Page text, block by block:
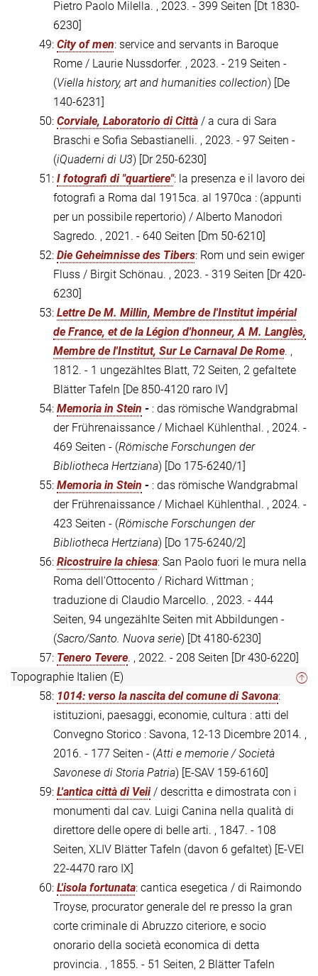
Pietro Paolo Milella. , 2023. - 399 Seiten [Dt 1830-
6230]
49: City of men: service and servants in Baroque
Rome / Laurie Nussdorfer. , 2023. - 219 Seiten -
(Viella history, art and humanities collection) [De
140-6231]
50: Corviale, Laboratorio di Città / a cura di Sara
Braschi e Sofia Sebastianelli. , 2023. - 97 Seiten -
(iQuaderni di U3) [Dr 250-6230]
51: I fotografi di "quartiere": la presenza e il lavoro dei
fotografi a Roma dal 1915ca. al 1970ca : (appunti
per un possibile repertorio) / Alberto Manodori
Sagredo. , 2021. - 640 Seiten [Dm 50-6210]
52: Die Geheimnisse des Tibers: Rom und sein ewiger
Fluss / Birgit Schönau. , 2023. - 319 Seiten [Dr 420-
6230]
53: Lettre De M. Millin, Membre de l'Institut impérial
de France, et de la Légion d'honneur, A M. Langlès,
Membre de l'Institut, Sur Le Carnaval De Rome. ,
1812. - 1 ungezähltes Blatt, 72 Seiten, 2 gefaltete
Blätter Tafeln [De 850-4120 raro IV]
54: Memoria in Stein - : das römische Wandgrabmal
der Frührenaissance / Michael Kühlenthal. , 2024. -
469 Seiten - (Römische Forschungen der
Bibliotheca Hertziana) [Do 175-6240/1]
55: Memoria in Stein - : das römische Wandgrabmal
der Frührenaissance / Michael Kühlenthal. , 2024. -
423 Seiten - (Römische Forschungen der
Bibliotheca Hertziana) [Do 175-6240/2]
56: Ricostruire la chiesa: San Paolo fuori le mura nella
Roma dell'Ottocento / Richard Wittman ;
traduzione di Claudio Marcello. , 2023. - 444
Seiten, 94 ungezählte Seiten mit Abbildungen -
(Sacro/Santo. Nuova serie) [Dt 4180-6230]
57: Tenero Tevere. , 2022. - 208 Seiten [Dr 430-6220]
Topographie Italien (E)
58: 1014: verso la nascita del comune di Savona:
istituzioni, paesaggi, economie, cultura : atti del
Convegno Storico : Savona, 12-13 Dicembre 2014. ,
2016. - 177 Seiten - (Atti e memorie / Società
Savonese di Storia Patria) [E-SAV 159-6160]
59: L'antica città di Veii/ descritta e dimostrata con i
monumenti dal cav. Luigi Canina nella qualità di
direttore delle opere di belle arti. , 1847. - 108
Seiten, XLIV Blätter Tafeln (davon 6 gefaltet) [E-VEI
22-4470 raro IX]
60: L'isola fortunata: cantica esegetica / di Raimondo
Troyse, procurator generale del re presso la gran
corte criminale di Abruzzo citeriore, e socio
onorario della società economica di detta
provincia. , 1855. - 51 Seiten, 2 Blätter Tafeln